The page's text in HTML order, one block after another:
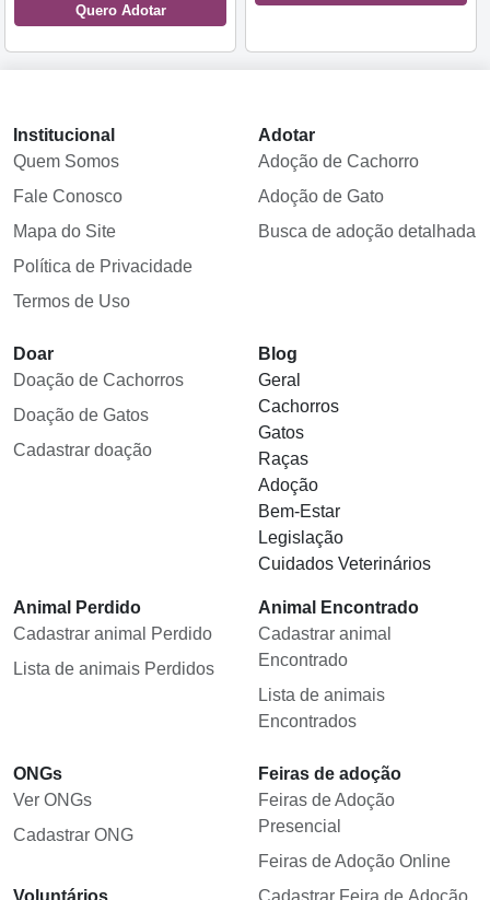
Quero Adotar
Institucional
Quem Somos
Fale Conosco
Mapa do Site
Política de Privacidade
Termos de Uso
Adotar
Adoção de Cachorro
Adoção de Gato
Busca de adoção detalhada
Doar
Doação de Cachorros
Doação de Gatos
Cadastrar doação
Blog
Geral
Cachorros
Gatos
Raças
Adoção
Bem-Estar
Legislação
Cuidados Veterinários
Animal Perdido
Cadastrar animal Perdido
Lista de animais Perdidos
Animal Encontrado
Cadastrar animal
Encontrado
Lista de animais
Encontrados
ONGs
Ver ONGs
Cadastrar ONG
Voluntários
Feiras de adoção
Feiras de Adoção
Presencial
Feiras de Adoção Online
Cadastrar Feira de Adoção